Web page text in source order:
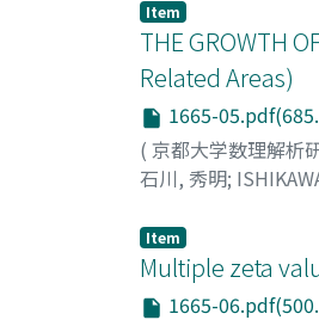
Item
THE GROWTH
Related Areas)
1665-
( 京都大学数理解析
石川, 秀明;
Item
Multiple zeta
1665-